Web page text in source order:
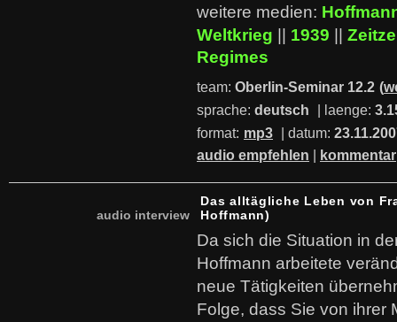
weitere medien:
Weltkrieg
1939
Regimes
team: Oberlin-Seminar 12.2 (
sprache: deutsch | laenge:
format: mp3 | datum:
audio empfehlen
kommentar
audio interview
Das alltägliche Leben von
Hoffmann)
Da sich die Situation in
Hoffmann arbeitete
neue Tätigkeiten
Folge, dass Sie von ihrer